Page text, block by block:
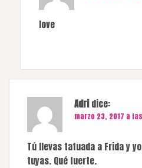
love
Adri dice:
marzo 23, 2017 a
Tú llevas tatuada a Frida y
tuyas. Qué fuerte.